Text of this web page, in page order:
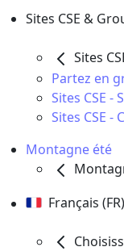
Sites CSE &
Sites
Partez en
Sites CSE -
Sites CSE -
Montagne été
Français (FR)